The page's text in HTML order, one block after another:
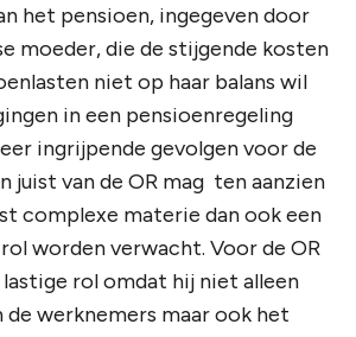
het pensioen, ingegeven door
moeder, die de stijgende kosten
niet op haar balans wil
in een pensioenregeling
ingrijpende gevolgen voor de
juist van de OR mag ten aanzien
complexe materie dan ook een
worden verwacht. Voor de OR
rol omdat hij niet alleen
de werknemers maar ook het